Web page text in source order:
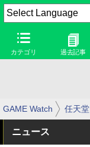
カテゴリ 過去記事
GAME Watch 任天堂
ニュース